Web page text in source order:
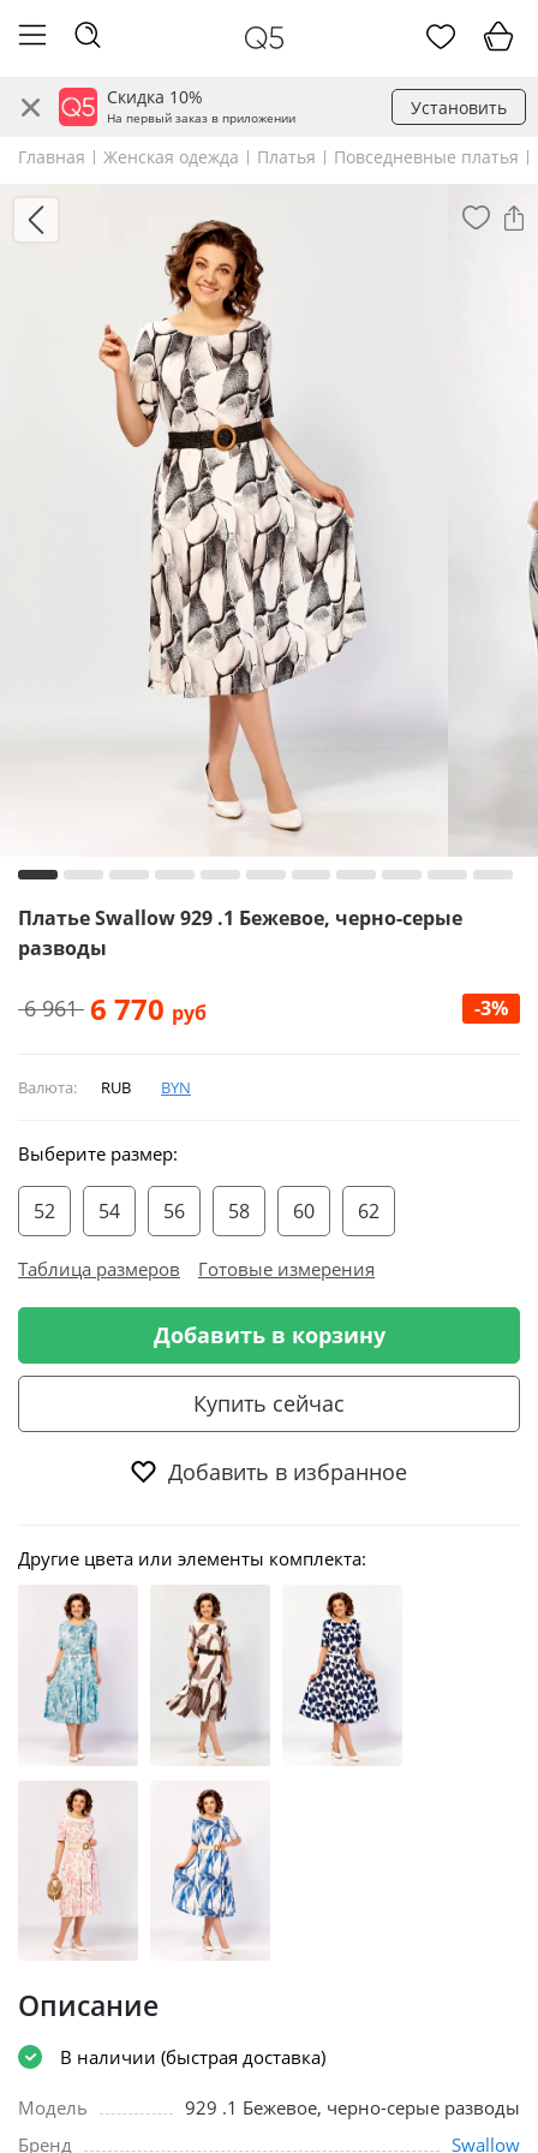
Скидка 10%
На первый заказ в приложении Установить
Главная Женская одежда Платья Повседневные платья
Платье Swallow 929 .1 Бежевое, черно-серые
разводы
6 961 6 770 руб -3%
Валюта: RUB BYN
Выберите размер:
52 54 56 58 60 62
Таблица размеров Готовые измерения
Добавить в корзину
Купить сейчас
Добавить в избранное
Другие цвета или элементы комплекта:
Описание
В наличии (быстрая доставка)
Модель
929 .1 Бежевое, черно-серые разводы
Бренд
Swallow